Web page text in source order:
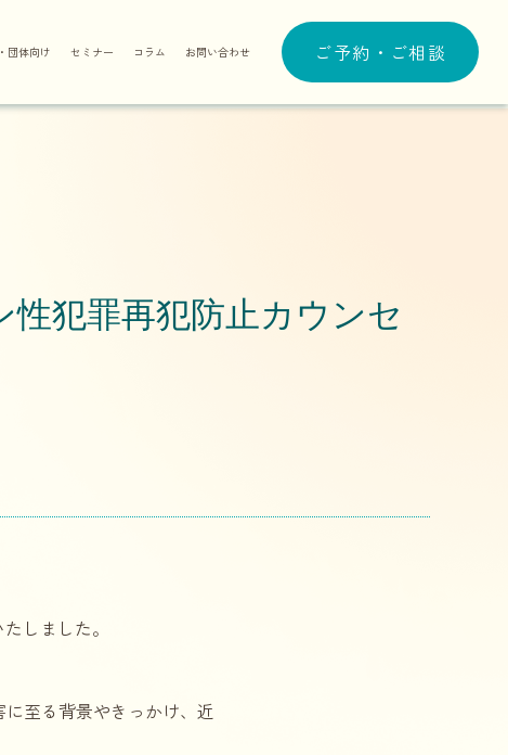
団体向け セミナー コラム お問い合わせ ご予約・ご相談
犯罪再犯防止カウンセ
しました。
至る背景やきっかけ、近